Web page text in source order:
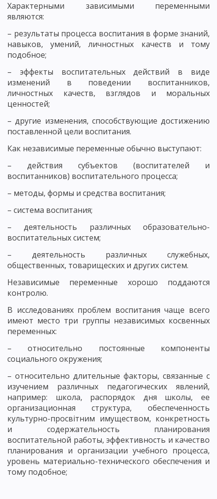
Характерными зависимыми переменными
являются:
– результаты процесса воспитания в форме знаний,
навыков, умений, личностных качеств и тому
подобное;
– эффекты воспитательных действий в виде
изменений в поведении воспитанников,
личностных качеств, взглядов и моральных
ценностей;
– другие изменения, способствующие достижению
поставленной цели воспитания.
Как независимые переменные обычно выступают:
– действия субъектов (воспитателей и
воспитанников) воспитательного процесса;
– методы, формы и средства воспитания;
– система воспитания;
– деятельность различных образовательно-
воспитательных систем;
– деятельность различных служебных,
общественных, товарищеских и других систем.
Независимые переменные хорошо поддаются
контролю.
В исследованиях проблем воспитания чаще всего
имеют место три группы независимых косвенных
переменных:
– относительно постоянные компоненты
социального окружения;
– относительно длительные факторы, связанные с
изучением различных педагогических явлений,
например: школа, распорядок дня школы, ее
организационная структура, обеспеченность
культурно-просвітним имуществом, конкретность
и содержательность планирования
воспитательной работы, эффективность и качество
планирования и организации учебного процесса,
уровень материально-технического обеспечения и
тому подобное;